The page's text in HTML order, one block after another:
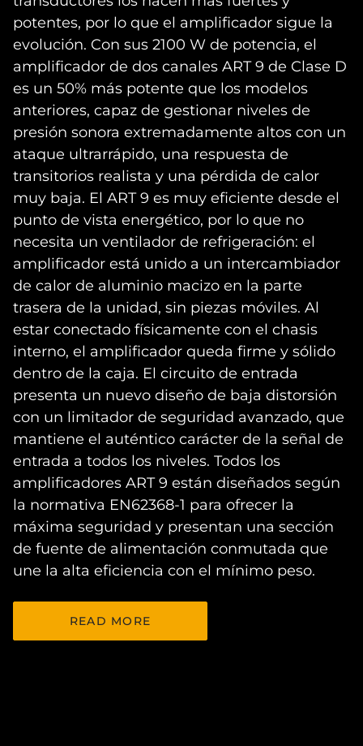
potentes, por lo que el amplificador sigue la
evolución. Con sus 2100 W de potencia, el
amplificador de dos canales ART 9 de Clase D
es un 50% más potente que los modelos
anteriores, capaz de gestionar niveles de
presión sonora extremadamente altos con un
ataque ultrarrápido, una respuesta de
transitorios realista y una pérdida de calor
muy baja. El ART 9 es muy eficiente desde el
punto de vista energético, por lo que no
necesita un ventilador de refrigeración: el
amplificador está unido a un intercambiador
de calor de aluminio macizo en la parte
trasera de la unidad, sin piezas móviles. Al
estar conectado físicamente con el chasis
interno, el amplificador queda firme y sólido
dentro de la caja. El circuito de entrada
presenta un nuevo diseño de baja distorsión
con un limitador de seguridad avanzado, que
mantiene el auténtico carácter de la señal de
entrada a todos los niveles. Todos los
amplificadores ART 9 están diseñados según
la normativa EN62368-1 para ofrecer la
máxima seguridad y presentan una sección
de fuente de alimentación conmutada que
une la alta eficiencia con el mínimo peso.
READ MORE